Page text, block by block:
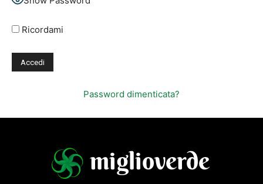
Ricordami
Password dimenticata?